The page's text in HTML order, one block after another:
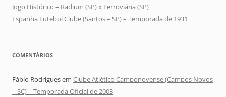
Jogo Histórico – Radium (SP) x Ferroviária (SP)
Espanha Futebol Clube (Santos – SP) – Temporada de 1931
COMENTÁRIOS
Fábio Rodriguesem Clube Atlético Camponovense (Campos Novos
– SC) – Temporada Oficial de 2003